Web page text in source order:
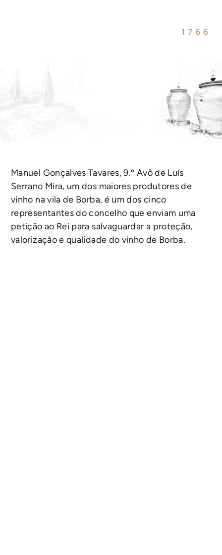
1766
Manuel Gonçalves Tavares, 9.º Avô de Luís
Serrano Mira, um dos maiores produtores de
vinho na vila de Borba, é um dos cinco
representantes do concelho que enviam uma
petição ao Rei para salvaguardar a proteção,
valorização e qualidade do vinho de Borba.